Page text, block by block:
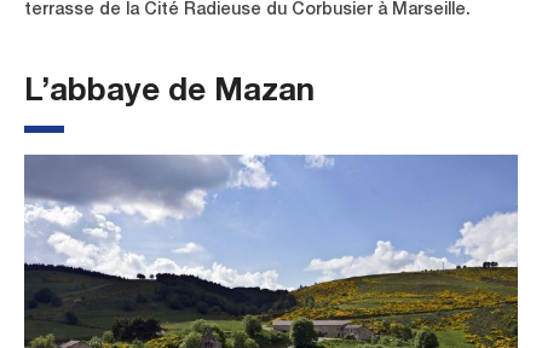
terrasse de la Cité Radieuse du Corbusier à Marseille.
L’abbaye de Mazan